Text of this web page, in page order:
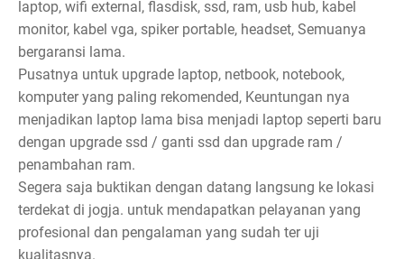
laptop, wifi external, flasdisk, ssd, ram, usb hub, kabel
monitor, kabel vga, spiker portable, headset, Semuanya
bergaransi lama.
Pusatnya untuk upgrade laptop, netbook, notebook,
komputer yang paling rekomended, Keuntungan nya
menjadikan laptop lama bisa menjadi laptop seperti baru
dengan upgrade ssd / ganti ssd dan upgrade ram /
penambahan ram.
Segera saja buktikan dengan datang langsung ke lokasi
terdekat di jogja. untuk mendapatkan pelayanan yang
profesional dan pengalaman yang sudah ter uji
kualitasnya.